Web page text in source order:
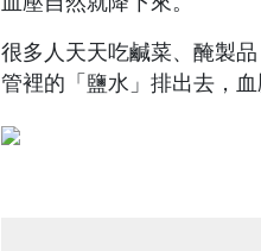
很多人天天吃鹹菜、醃製
管裡的「鹽水」排出去，血